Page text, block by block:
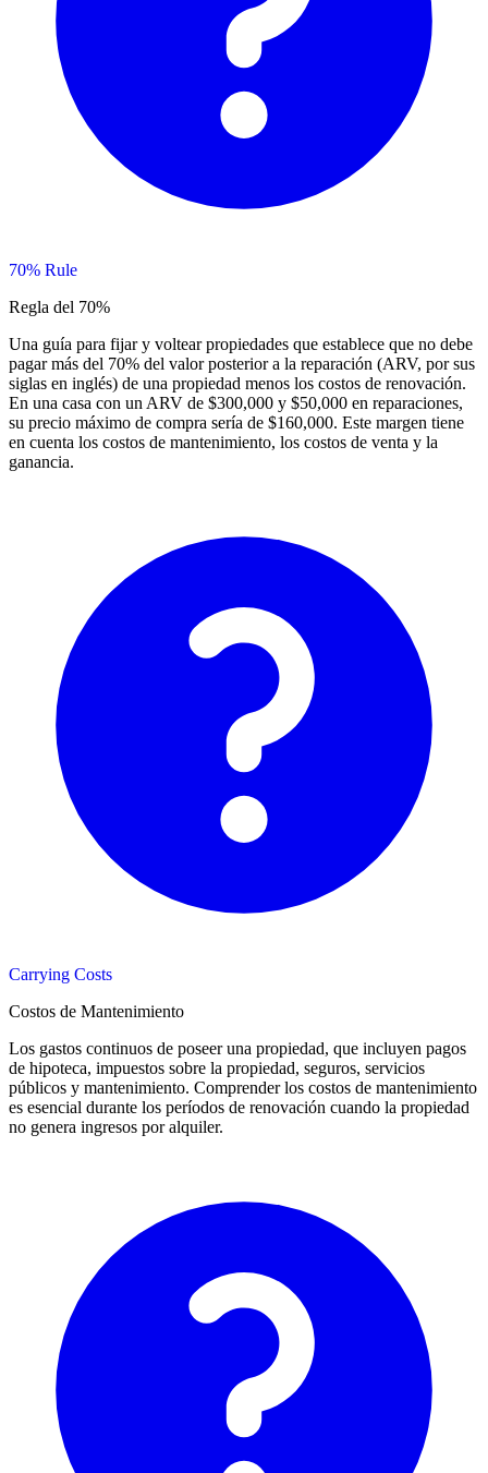
70% Rule
Regla del 70%
Una guía para fijar y voltear propiedades que establece que no debe
pagar más del 70% del valor posterior a la reparación (ARV, por sus
siglas en inglés) de una propiedad menos los costos de renovación.
En una casa con un ARV de $300,000 y $50,000 en reparaciones,
su precio máximo de compra sería de $160,000. Este margen tiene
en cuenta los costos de mantenimiento, los costos de venta y la
ganancia.
Carrying Costs
Costos de Mantenimiento
Los gastos continuos de poseer una propiedad, que incluyen pagos
de hipoteca, impuestos sobre la propiedad, seguros, servicios
públicos y mantenimiento. Comprender los costos de mantenimiento
es esencial durante los períodos de renovación cuando la propiedad
no genera ingresos por alquiler.